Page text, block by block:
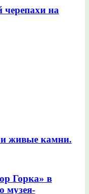
черепахи на
и живые камни.
Горка» в
музея-